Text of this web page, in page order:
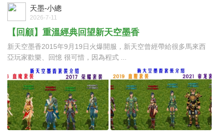
天墨-小總
2026-7-11
【回顧】重溫經典回望新天空墨香
新天空墨香2015年9月19日火爆開服，新天空曾經帶給很多馬來西
亞玩家歡樂、回憶 很可惜，因為程式 ...